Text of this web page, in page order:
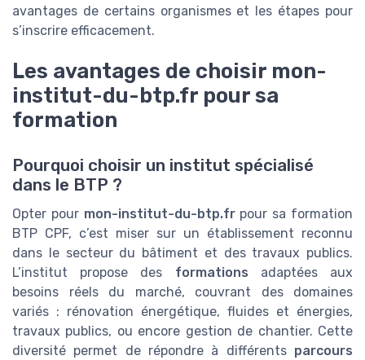
avantages de certains organismes et les étapes pour
s’inscrire efficacement.
Les avantages de choisir mon-
institut-du-btp.fr pour sa
formation
Pourquoi choisir un institut spécialisé
dans le BTP ?
Opter pour mon-institut-du-btp.frpour sa formation
BTP CPF, c’est miser sur un établissement reconnu
dans le secteur du bâtiment et des travaux publics.
L’institut propose des formations adaptées aux
besoins réels du marché, couvrant des domaines
variés : rénovation énergétique, fluides et énergies,
travaux publics, ou encore gestion de chantier. Cette
diversité permet de répondre à différents parcours